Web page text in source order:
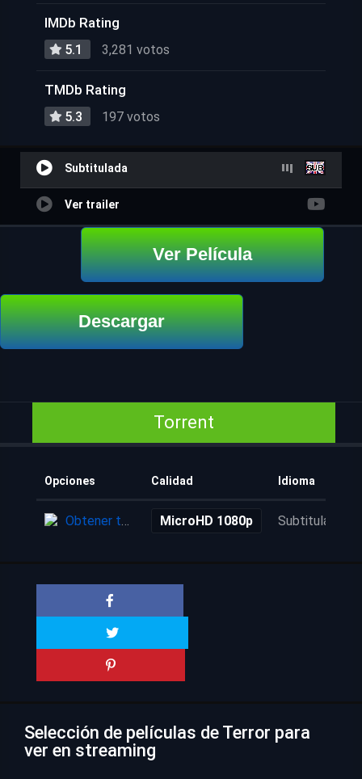
IMDb Rating
5.1 3,281 votos
TMDb Rating
5.3 197 votos
Subtitulada
Ver trailer
Ver Película
Descargar
Torrent
Opciones Calidad Idioma
Obtener torrent MicroHD 1080p Subtitulada
Selección de películas de Terror para
ver en streaming